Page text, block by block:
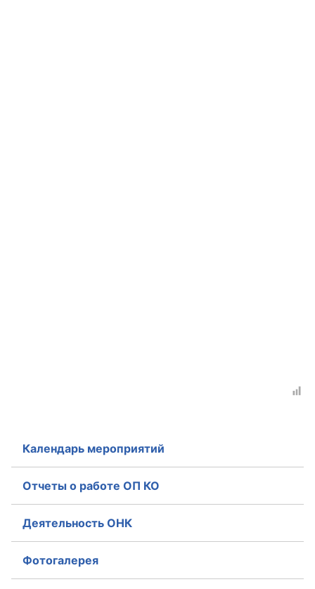
Календарь мероприятий
Отчеты о работе ОП КО
Деятельность ОНК
Фотогалерея